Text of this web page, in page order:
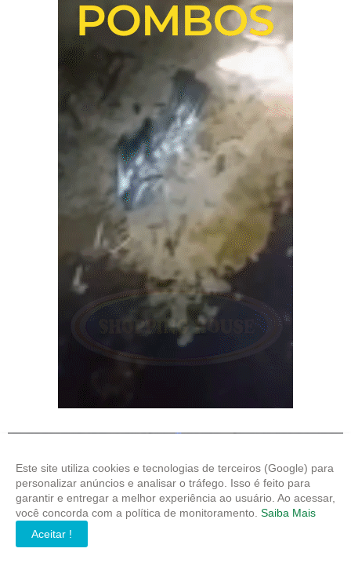
Este site utiliza cookies e tecnologias de terceiros (Google) para
personalizar anúncios e analisar o tráfego. Isso é feito para
garantir e entregar a melhor experiência ao usuário. Ao acessar,
você concorda com a política de monitoramento. Saiba Mais
Aceitar !